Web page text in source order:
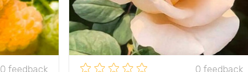
0 feedback 0 feedback